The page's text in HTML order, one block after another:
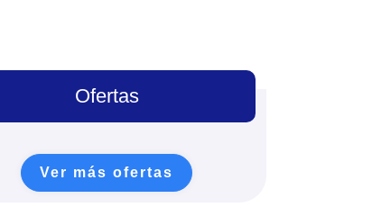
Ofertas
Ver más ofertas